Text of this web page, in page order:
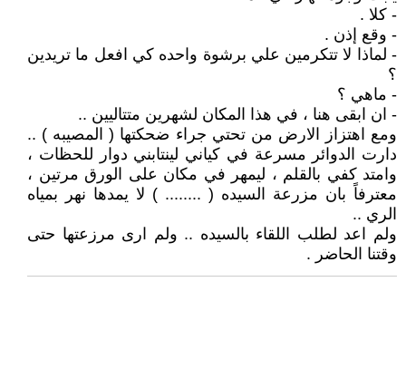
- كلا .
- وقع إذن .
- لماذا لا تتكرمين علي برشوة واحده كي افعل ما تريدين
؟
- ماهي ؟
- ان ابقى هنا ، في هذا المكان لشهرين متتاليين ..
ومع اهتزاز الارض من تحتي جراء ضحكتها ( المصيبه ) ..
دارت الدوائر مسرعة في كياني لينتابني دوار للحظات ،
وامتد كفي بالقلم ، ليمهر في مكان على الورق مرتين ،
معترفاً بان مزرعة السيده ( ........ ) لا يمدها نهر بمياه
الري ..
ولم اعد لطلب اللقاء بالسيده .. ولم ارى مرزعتها حتى
وقتنا الحاضر .